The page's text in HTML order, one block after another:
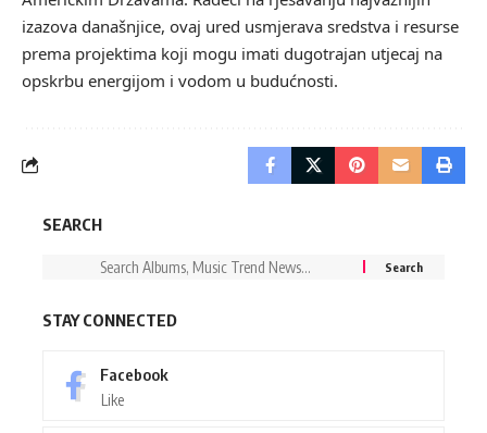
izazova današnjice, ovaj ured usmjerava sredstva i resurse
prema projektima koji mogu imati dugotrajan utjecaj na
opskrbu energijom i vodom u budućnosti.
SEARCH
STAY CONNECTED
Facebook
Like